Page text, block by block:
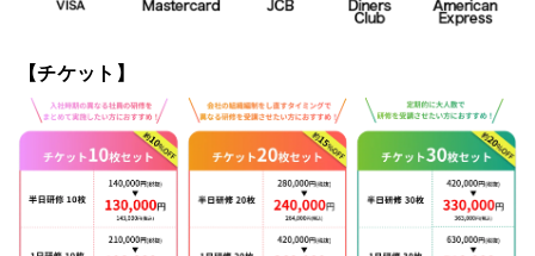
【チケット】